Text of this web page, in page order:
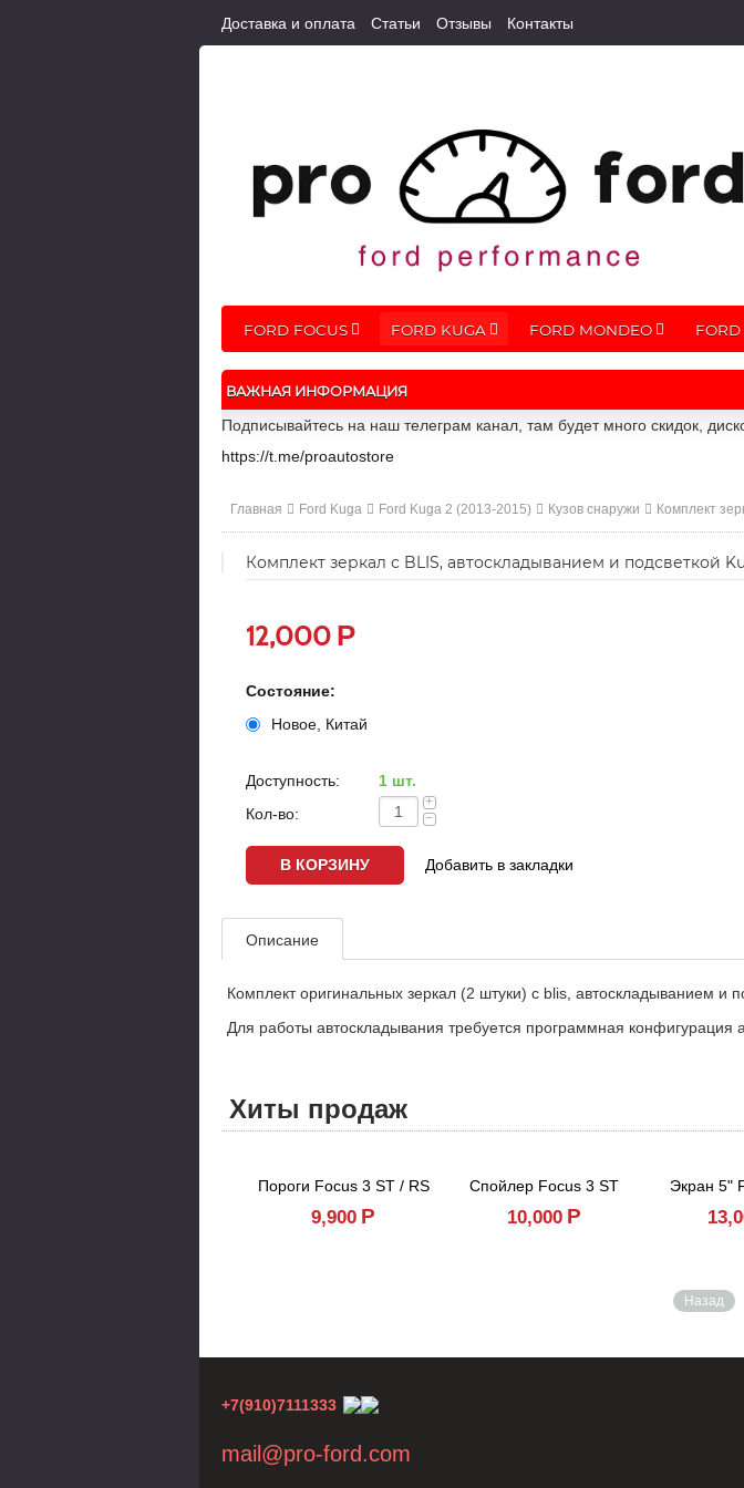
Доставка и оплата Статьи Отзывы Контакты
FORD FOCUS FORD KUGA FORD MONDEO FORD
ВАЖНАЯ ИНФОРМАЦИЯ
Подписывайтесь на наш телеграм канал, там будет много скидок,
https://t.me/proautostore
Главная Ford Kuga Ford Kuga 2 (2013-2015) Кузов снаружи Комплект
Комплект зеркал с BLIS, автоскладыванием и подсветкой
12,000 Р
Состояние:
Новое, Китай
Доступность:
1 шт.
Кол-во:
+
−
Добавить в закладки
Описание
Комплект оригинальных зеркал (2 штуки) с blis, автоскладыванием и
Для работы автоскладывания требуется программная конфигурация
Хиты продаж
Пороги Focus 3 ST / RS
9,900 Р
Спойлер Focus 3 ST
10,000 Р
Экран 5"
Назад
+7(910)7111333
mail@pro-ford.com